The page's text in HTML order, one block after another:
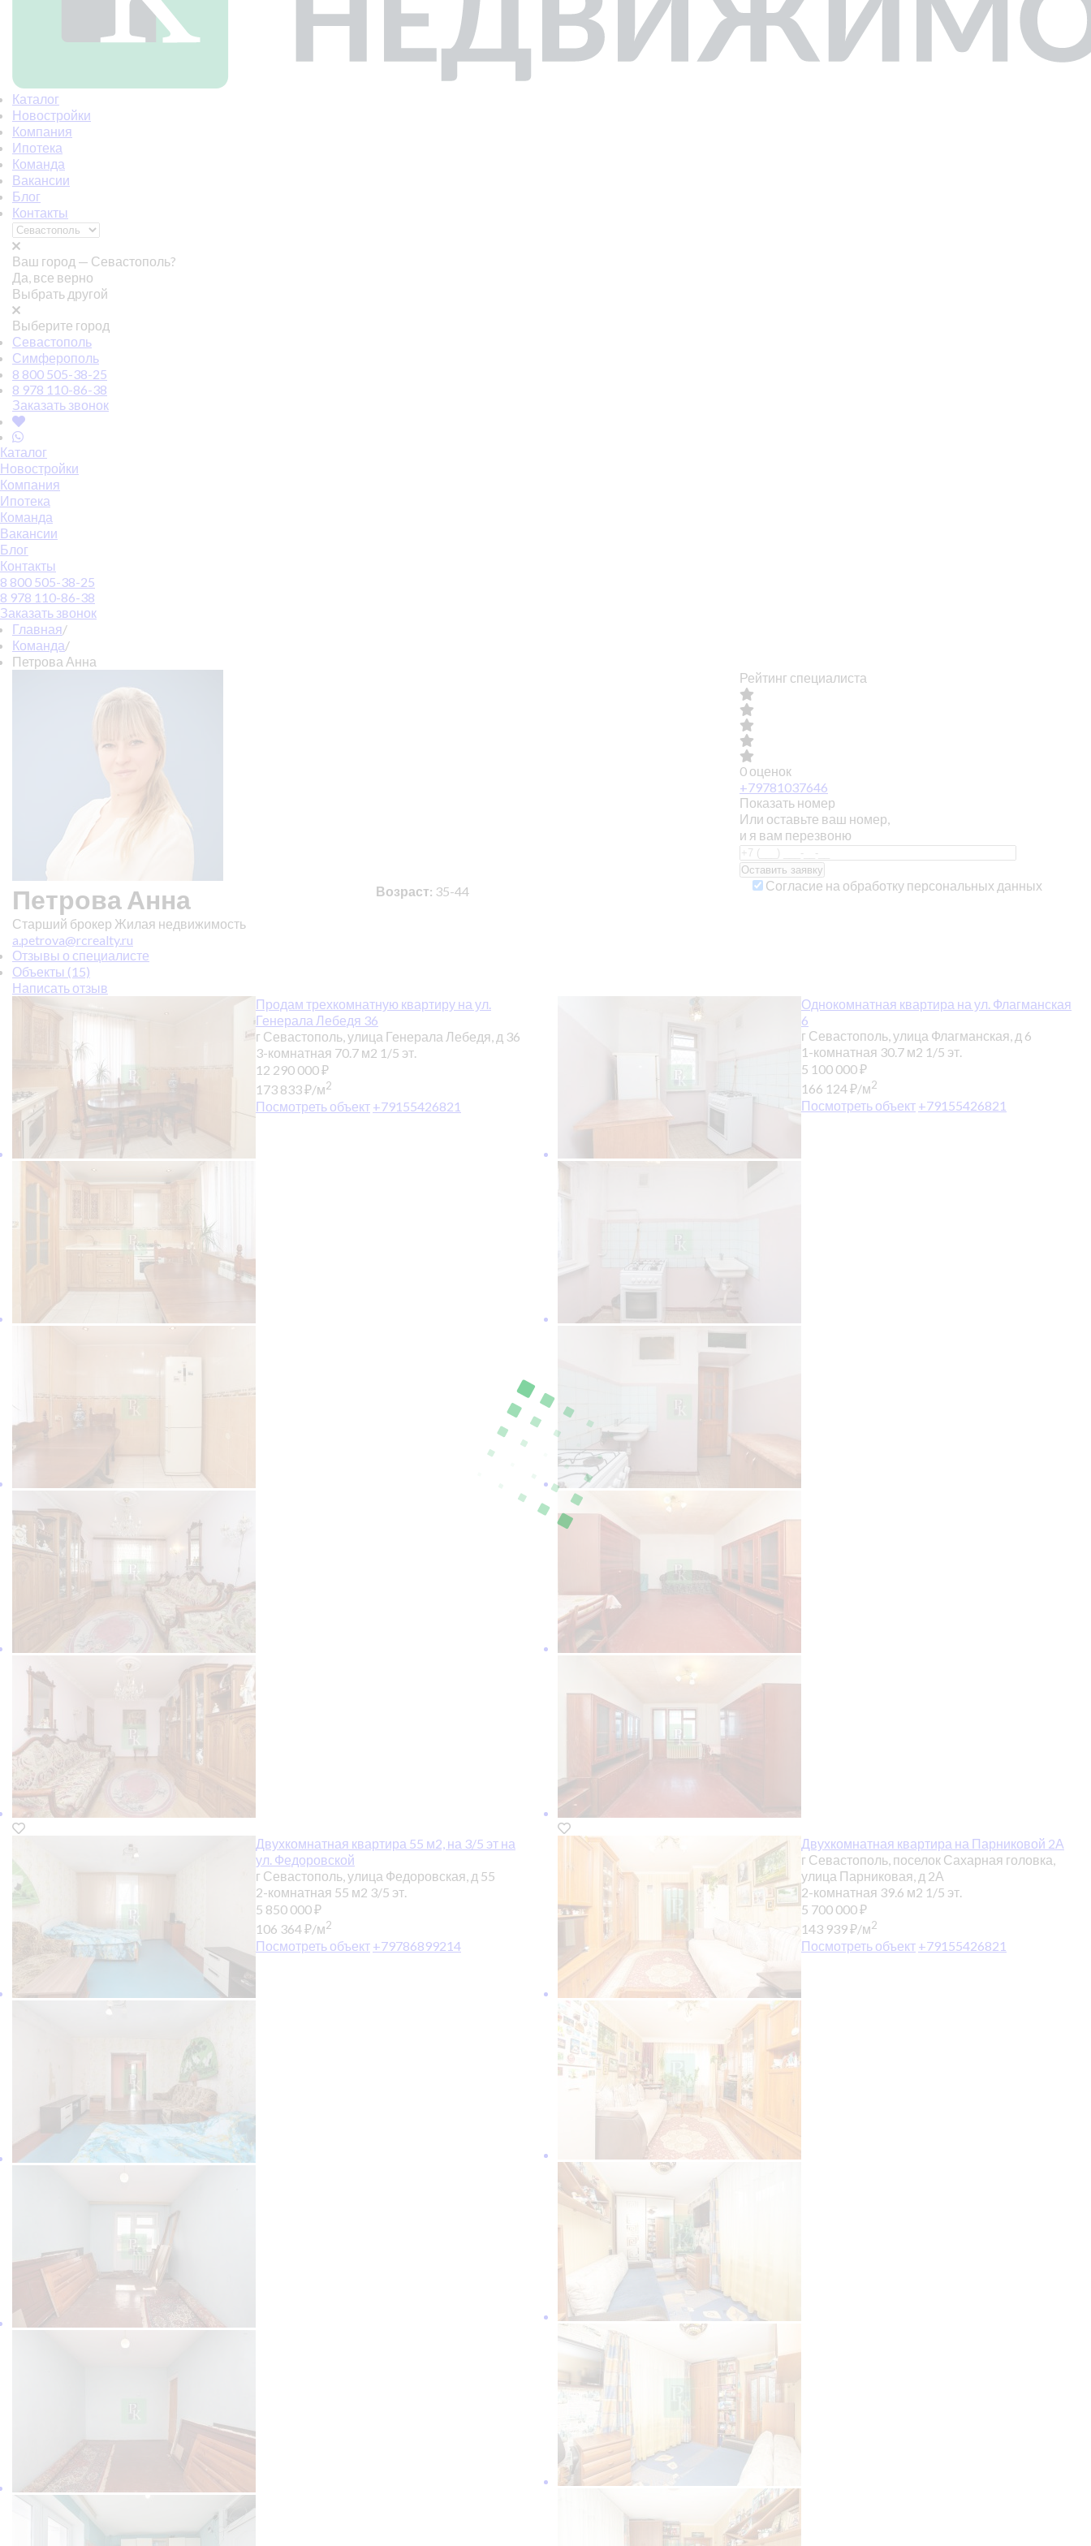
Каталог
Новостройки
Компания
Ипотека
Команда
Вакансии
Блог
Контакты
Ваш город — Севастополь?
Да, все верно
Выбрать другой
Выберите город
Севастополь
Симферополь
8 800 505-38-25
8 978 110-86-38
Заказать звонок
Каталог
Новостройки
Компания
Ипотека
Команда
Вакансии
Блог
Контакты
8 800 505-38-25
8 978 110-86-38
Заказать звонок
Главная/
Команда/
Петрова Анна
Петрова Анна
Старший брокер Жилая недвижимость
a.petrova@rcrealty.ru
Возраст: 35-44
Рейтинг специалиста
0 оценок
+79781037646
Показать номер
Или оставьте ваш номер,
и я вам перезвоню
Согласие на обработку персональных данных
Отзывы о специалисте
Объекты (15)
Написать отзыв
Продам трехкомнатную квартиру на ул.
Генерала Лебедя 36
г Севастополь, улица Генерала Лебедя, д 36
3-комнатная 70.7 м2 1/5 эт.
12 290 000₽
173 833₽/м2
Посмотреть объект +79155426821
Двухкомнатная квартира 55 м2, на 3/5 эт на
ул. Федоровской
г Севастополь, улица Федоровская, д 55
2-комнатная 55 м2 3/5 эт.
5 850 000₽
106 364₽/м2
Посмотреть объект +79786899214
Однокомнатная квартира на ул. Флагманская
6
г Севастополь, улица Флагманская, д 6
1-комнатная 30.7 м2 1/5 эт.
5 100 000₽
166 124₽/м2
Посмотреть объект +79155426821
Двухкомнатная квартира на Парниковой 2А
г Севастополь, поселок Сахарная головка,
улица Парниковая, д 2А
2-комнатная 39.6 м2 1/5 эт.
5 700 000₽
143 939₽/м2
Посмотреть объект +79155426821